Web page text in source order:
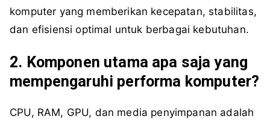
komputer yang memberikan kecepatan, stabilitas,
dan efisiensi optimal untuk berbagai kebutuhan.
2. Komponen utama apa saja yang
mempengaruhi performa komputer?
CPU, RAM, GPU, dan media penyimpanan adalah